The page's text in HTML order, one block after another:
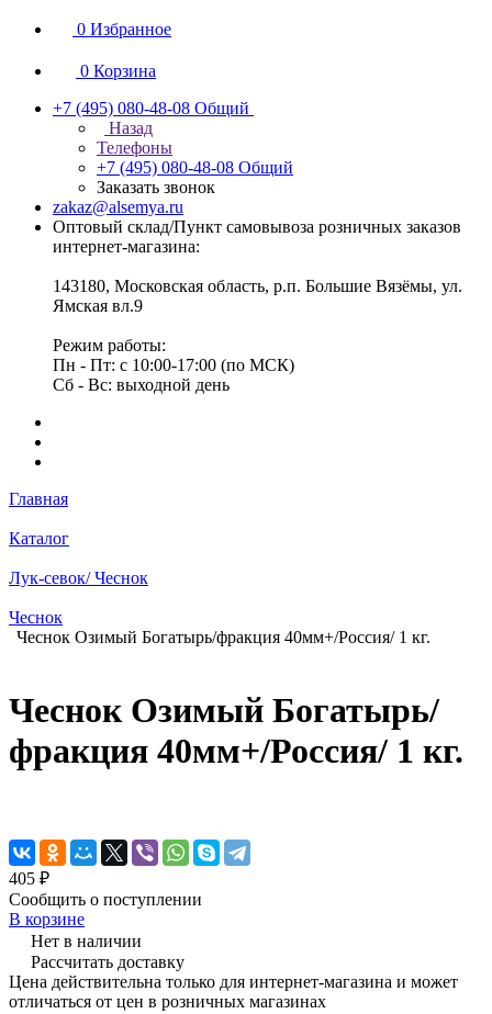
0 Избранное
0 Корзина
+7 (495) 080-48-08 Общий
Назад
Телефоны
+7 (495) 080-48-08 Общий
Заказать звонок
zakaz@alsemya.ru
Оптовый склад/Пункт самовывоза розничных заказов
интернет-магазина:
143180, Московская область, р.п. Большие Вязёмы, ул.
Ямская вл.9
Режим работы:
Пн - Пт: с 10:00-17:00 (по МСК)
Сб - Вс: выходной день
Главная
Каталог
Лук-севок/ Чеснок
Чеснок
Чеснок Озимый Богатырь/фракция 40мм+/Россия/ 1 кг.
Чеснок Озимый Богатырь/
фракция 40мм+/Россия/ 1 кг.
405 ₽
Сообщить о поступлении
В корзине
Нет в наличии
Рассчитать доставку
Цена действительна только для интернет-магазина и может
отличаться от цен в розничных магазинах